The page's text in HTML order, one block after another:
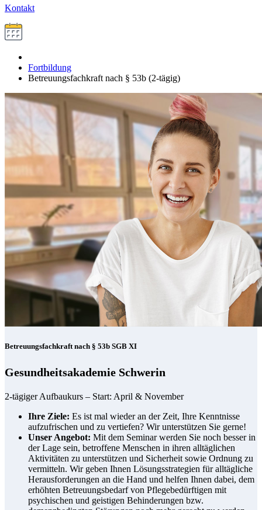
Kontakt
Fortbildung
Betreuungsfachkraft nach § 53b (2-tägig)
Betreuungsfachkraft nach § 53b SGB XI
Gesundheitsakademie Schwerin
2-tägiger Aufbaukurs – Start: April & November
Ihre Ziele: Es ist mal wieder an der Zeit, Ihre Kenntnisse
aufzufrischen und zu vertiefen? Wir unterstützen Sie gerne!
Unser Angebot: Mit dem Seminar werden Sie noch besser in
der Lage sein, betroffene Menschen in ihren alltäglichen
Aktivitäten zu unterstützen und Sicherheit sowie Ordnung zu
vermitteln. Wir geben Ihnen Lösungsstrategien für alltägliche
Herausforderungen an die Hand und helfen Ihnen dabei, dem
erhöhten Betreuungsbedarf von Pflegebedürftigen mit
psychischen und geistigen Behinderungen bzw.